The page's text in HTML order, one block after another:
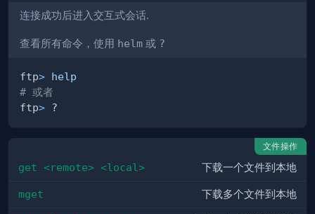
连接成功后进入交互式会话.
查看所有命令，使用 helm 或 ?
ftp> help
# 或者
ftp>
文件操作
get <remote> <local> 下载一个文件到本地
mget 下载多个文件到本地